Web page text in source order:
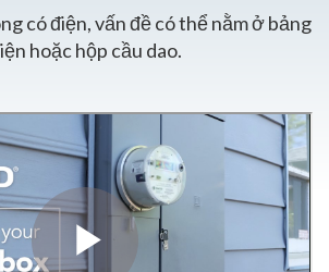
có điện, vấn đề có thể nằm ở bảng
hoặc hộp cầu dao.